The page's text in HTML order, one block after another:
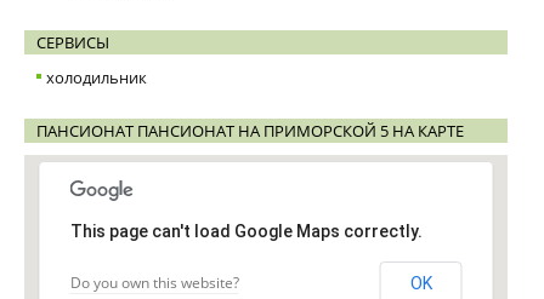
СЕРВИСЫ
холодильник
ПАНСИОНАТ ПАНСИОНАТ НА ПРИМОРСКОЙ 5 НА КАРТЕ
This page can't load Google Maps correctly.
Do you own this website? OK